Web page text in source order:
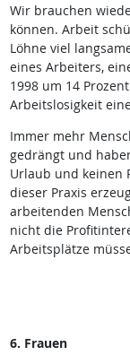
Wir brauchen
können. Arbeit
Löhne viel
eines Arbeiters,
1998 um 14
Arbeitslosigkeit
Immer mehr
gedrängt und
Urlaub und keinen
dieser Praxis
arbeitenden
nicht die
Arbeitsplätze
6. Frauen